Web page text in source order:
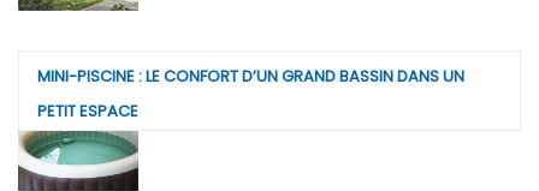
MINI-PISCINE : LE CONFORT D’UN GRAND BASSIN DANS UN
PETIT ESPACE